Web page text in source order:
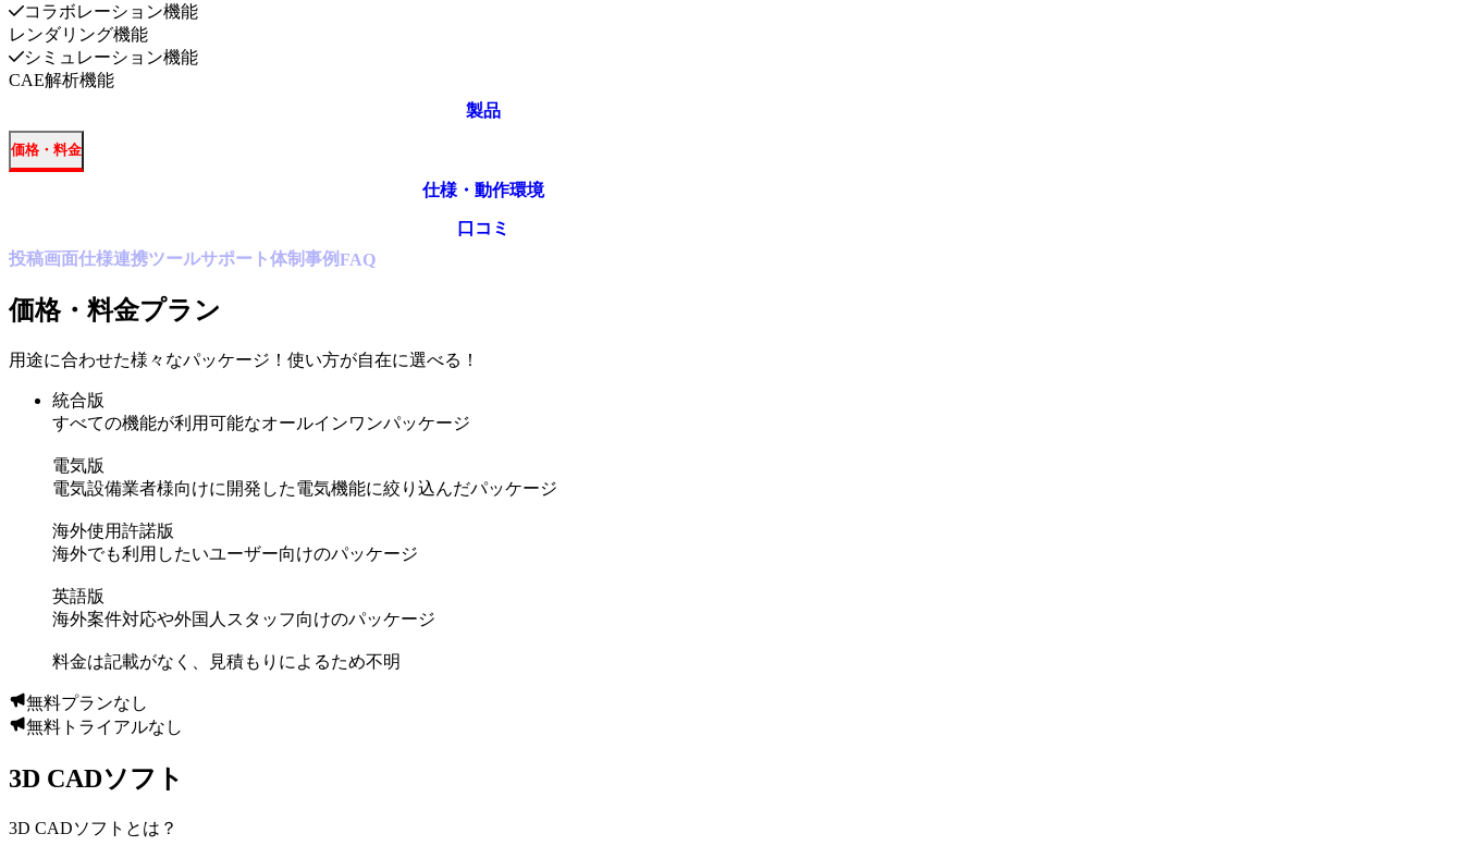
コラボレーション機能
レンダリング機能
シミュレーション機能
CAE解析機能
製品
価格・料金
仕様・動作環境
口コミ
投稿画面仕様連携ツールサポート体制 事例FAQ
価格・料金プラン
用途に合わせた様々なパッケージ！使い方が自在に選べる！
統合版
すべての機能が利用可能なオールインワンパッケージ
電気版
電気設備業者様向けに開発した電気機能に絞り込んだパッケージ
海外使用許諾版
海外でも利用したいユーザー向けのパッケージ
英語版
海外案件対応や外国人スタッフ向けのパッケージ
料金は記載がなく、見積もりによるため不明
無料プランなし
無料トライアルなし
3D CADソフト
3D CADソフト とは？